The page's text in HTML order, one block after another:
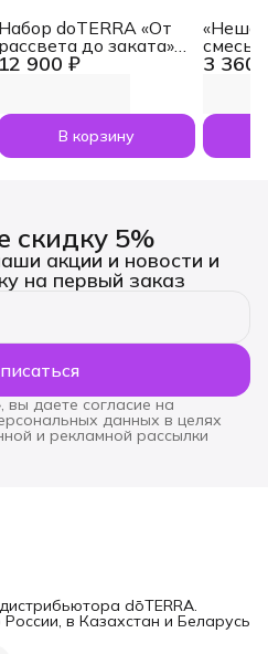
12 900 ₽
Набор doTERRA «От
рассвета до заката»
увлажнитель воздуха
по 5 мл
В корзину
3 360
смесь
скидку 5%
акции и новости и
на первый заказ
вы даете согласие на
данных в целях
и рекламной рассылки
dōTERRA.
в Казахстан и Беларусь